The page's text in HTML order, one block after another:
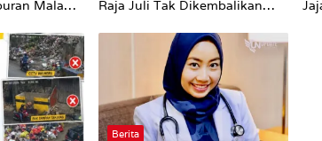
Malam
Raja Juli Tak Dikembalikan
Berita